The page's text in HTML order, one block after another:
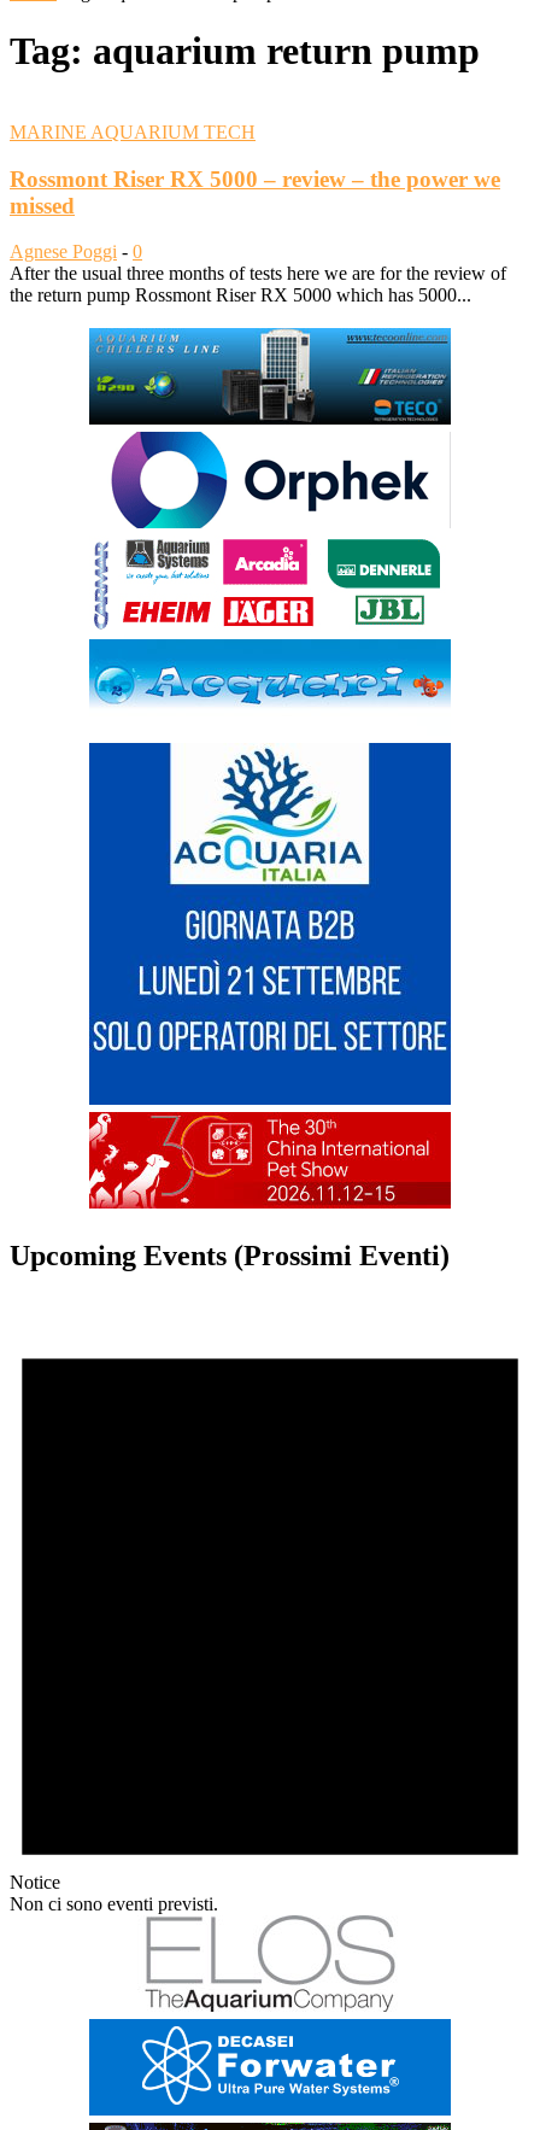
Tag: aquarium return pump
MARINE AQUARIUM TECH
Rossmont Riser RX 5000 – review – the power we
missed
Agnese Poggi - 0
After the usual three months of tests here we are for the review of
the return pump Rossmont Riser RX 5000 which has 5000...
Upcoming Events (Prossimi Eventi)
Notice
Non ci sono eventi previsti.